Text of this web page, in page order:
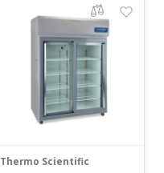
Thermo Scientific